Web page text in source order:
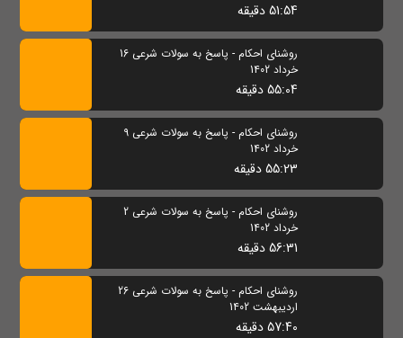
51:54 دقیقه
روشنای احکام - پاسخ به سولات شرعی 16
خرداد 1402
55:04 دقیقه
روشنای احکام - پاسخ به سولات شرعی 9
خرداد 1402
55:23 دقیقه
روشنای احکام - پاسخ به سولات شرعی 2
خرداد 1402
56:31 دقیقه
روشنای احکام - پاسخ به سولات شرعی 26
اردیبهشت 1402
57:40 دقیقه